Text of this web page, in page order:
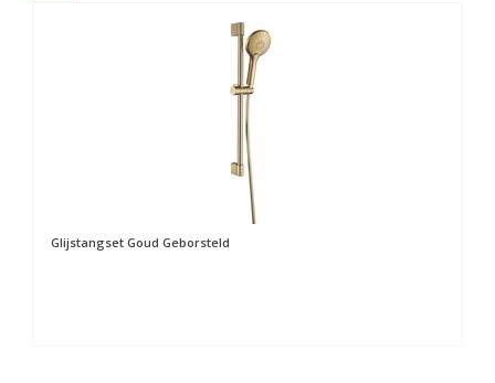
Glijstangset Goud Geborsteld